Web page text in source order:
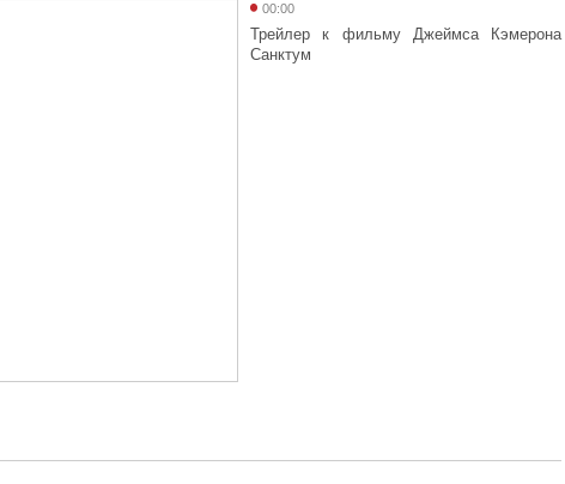
00:00
Трейлер к фильму Джеймса Кэмерона
Санктум